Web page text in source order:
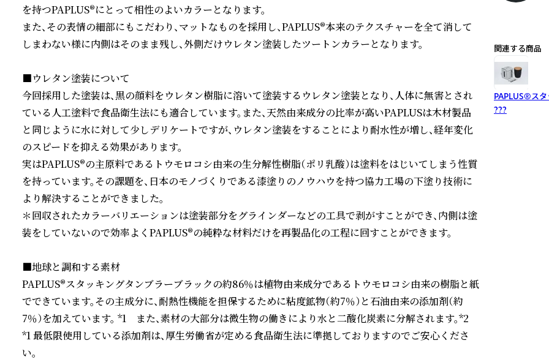
を持つPAPLUS®にとって相性のよいカラーとなります。
また、その表情の細部にもこだわり、マットなものを採用し、PAPLUS®本来のテクスチャーを全て消して
しまわない様に内側はそのまま残し、外側だけウレタン塗装したツートンカラーとなります。
■ウレタン塗装について
今回採用した塗装は、黒の顔料をウレタン樹脂に溶いて塗装するウレタン塗装となり、人体に無害とされ
ている人工塗料で食品衛生法にも適合しています。また、天然由来成分の比率が高いPAPLUSは木材製品
と同じように水に対して少しデリケートですが、ウレタン塗装をすることにより耐水性が増し、経年変化
のスピードを抑える効果があります。
実はPAPLUS®の主原料であるトウモロコシ由来の生分解性樹脂（ポリ乳酸）は塗料をはじいてしまう性質
を持っています。その課題を、日本のモノづくりである漆塗りのノウハウを持つ協力工場の下塗り技術に
より解決することができました。
＊回収されたカラーバリエーションは塗装部分をグラインダーなどの工具で剥がすことができ、内側は塗
装をしていないので効率よくPAPLUS®の純粋な材料だけを再製品化の工程に回すことができます。
■地球と調和する素材
PAPLUS®スタッキングタンブラーブラックの約86％は植物由来成分であるトウモロコシ由来の樹脂と紙
でできています。その主成分に、耐熱性機能を担保するために粘度鉱物（約7％）と石油由来の添加剤（約
7％）を加えています。 *1　また、素材の大部分は微生物の働きにより水と二酸化炭素に分解されます。*2
*1 最低限使用している添加剤は、厚生労働省が定める食品衛生法に準拠しておりますのでご安心くださ
い。
関連する商品
PAPLUS®ス
???